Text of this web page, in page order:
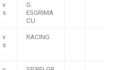
v
s
.
G.
ESGRIMA
CU
v
s
.
RACING